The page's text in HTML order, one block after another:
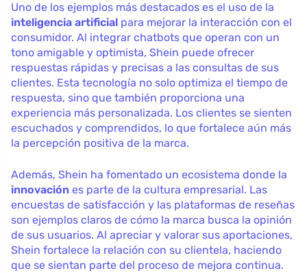
Uno de los ejemplos más destacados es el uso de la
inteligencia artificial para mejorar la interacción con el
consumidor. Al integrar chatbots que operan con un
tono amigable y optimista, Shein puede ofrecer
respuestas rápidas y precisas a las consultas de sus
clientes. Esta tecnología no solo optimiza el tiempo de
respuesta, sino que también proporciona una
experiencia más personalizada. Los clientes se sienten
escuchados y comprendidos, lo que fortalece aún más
la percepción positiva de la marca.
Además, Shein ha fomentado un ecosistema donde la
innovación es parte de la cultura empresarial. Las
encuestas de satisfacción y las plataformas de reseñas
son ejemplos claros de cómo la marca busca la opinión
de sus usuarios. Al apreciar y valorar sus aportaciones,
Shein fortalece la relación con su clientela, haciendo
que se sientan parte del proceso de mejora continua.